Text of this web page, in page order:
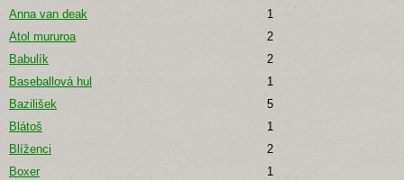
Anna van deak
1
Atol mururoa
2
Babulík
2
Baseballová hul
1
Bazilišek
5
Blátoš
1
Blíženci
2
Boxer
1